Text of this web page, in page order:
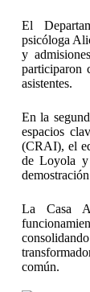
El
psicóloga
y
participaron
asistentes.
En la
espacios
(CRAI), el
de Loyola y
La Casa
común.